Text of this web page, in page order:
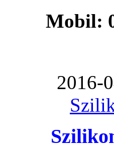
Mobil:
2016-